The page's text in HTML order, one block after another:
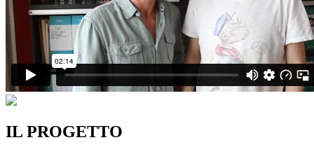
IL PROGETTO